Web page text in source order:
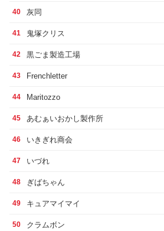
40 灰同
41 鬼塚クリス
42 黒ごま製造工場
43 Frenchletter
44 Maritozzo
45 あむぁいおかし製作所
46 いきぎれ商会
47 いづれ
48 ぎばちゃん
49 キュアマイマイ
50 クラムボン